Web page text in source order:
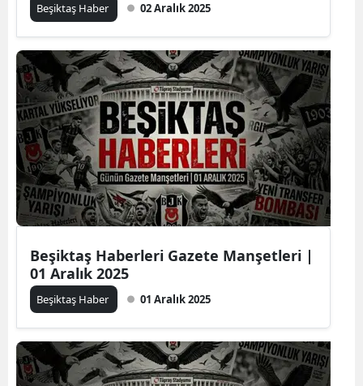
Beşiktaş Haber 02 Aralık 2025
Beşiktaş Haberleri Gazete Manşetleri |
01 Aralık 2025
Beşiktaş Haber 01 Aralık 2025